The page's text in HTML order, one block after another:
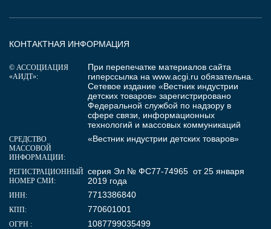
КОНТАКТНАЯ ИНФОРМАЦИЯ
© АССОЦИАЦИЯ
«АИДТ»:
При перепечатке материалов сайта
гиперссылка на www.acgi.ru обязательна.
Сетевое издание «Вестник индустрии
детских товаров» зарегистрировано
Федеральной службой по надзору в
сфере связи, информационных
технологий и массовых коммуникаций
СРЕДСТВО
МАССОВОЙ
ИНФОРМАЦИИ:
«Вестник индустрии детских товаров»
РЕГИСТРАЦИОННЫЙ
НОМЕР СМИ:
серия Эл № ФС77-74965 от 25 января
2019 года
ИНН: 7713386840
КПП: 770601001
ОГРН : 1087799035499